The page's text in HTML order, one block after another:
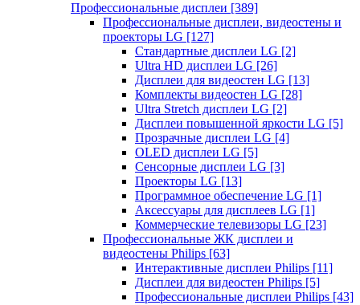
Профессиональные дисплеи [389]
Профессиональные дисплеи, видеостены и
проекторы LG [127]
Стандартные дисплеи LG [2]
Ultra HD дисплеи LG [26]
Дисплеи для видеостен LG [13]
Комплекты видеостен LG [28]
Ultra Stretch дисплеи LG [2]
Дисплеи повышенной яркости LG [5]
Прозрачные дисплеи LG [4]
OLED дисплеи LG [5]
Сенсорные дисплеи LG [3]
Проекторы LG [13]
Программное обеспечение LG [1]
Аксессуары для дисплеев LG [1]
Коммерческие телевизоры LG [23]
Профессиональные ЖК дисплеи и
видеостены Philips [63]
Интерактивные дисплеи Philips [11]
Дисплеи для видеостен Philips [5]
Профессиональные дисплеи Philips [43]